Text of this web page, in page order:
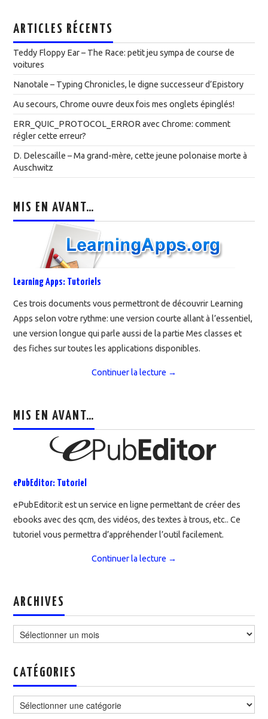
ARTICLES RÉCENTS
Teddy Floppy Ear – The Race: petit jeu sympa de course de
voitures
Nanotale – Typing Chronicles, le digne successeur d’Epistory
Au secours, Chrome ouvre deux fois mes onglets épinglés!
ERR_QUIC_PROTOCOL_ERROR avec Chrome: comment
régler cette erreur?
D. Delescaille – Ma grand-mère, cette jeune polonaise morte à
Auschwitz
MIS EN AVANT…
Learning Apps: Tutoriels
Ces trois documents vous permettront de découvrir Learning
Apps selon votre rythme: une version courte allant à l’essentiel,
une version longue qui parle aussi de la partie Mes classes et
des fiches sur toutes les applications disponibles.
Continuer la lecture →
MIS EN AVANT…
ePubEditor: Tutoriel
ePubEditor.it est un service en ligne permettant de créer des
ebooks avec des qcm, des vidéos, des textes à trous, etc.. Ce
tutoriel vous permettra d’appréhender l’outil facilement.
Continuer la lecture →
ARCHIVES
CATÉGORIES